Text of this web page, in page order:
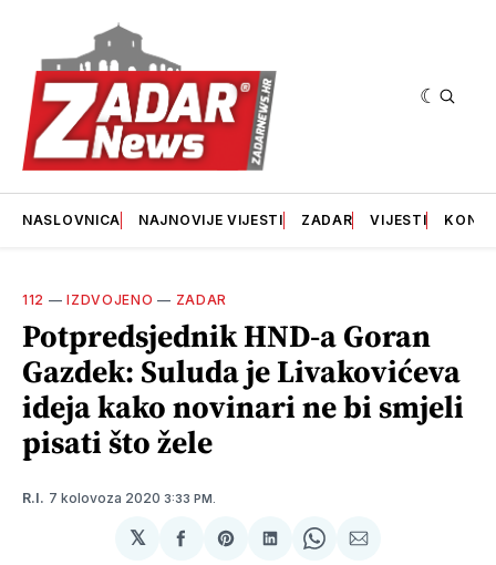
NASLOVNICA NAJNOVIJE VIJESTI ZADAR VIJESTI
112 —IZDVOJENO — ZADAR
Potpredsjednik HND-a Goran
Gazdek: Suluda je Livakovićeva
ideja kako novinari ne bi smjeli
pisati što žele
R.I. 7 kolovoza 2020 3:33 PM.
𝕏
podijeliSharepodijeliSharepodijeli